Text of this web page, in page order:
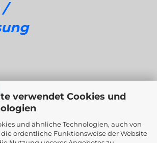
verwendet Cookies und
und ähnliche Technologien, auch von
ordentliche Funktionsweise der Website
/